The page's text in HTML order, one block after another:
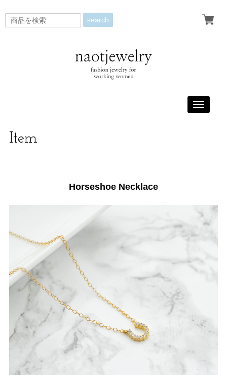
search
Toggle
Item
Horseshoe Necklace